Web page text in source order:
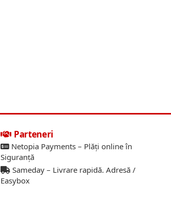
Parteneri
Netopia Payments – Plăți online în
Siguranță
Sameday – Livrare rapidă. Adresă /
Easybox